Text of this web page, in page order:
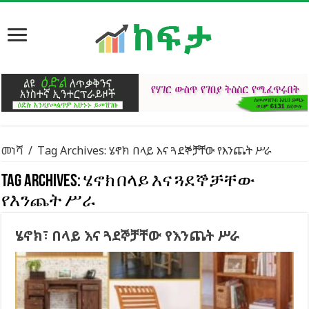
መነሻ / Tag Archives: ሄኖክ በላይ እና ጓደኞቻቸው የእንጨት ሥራ
Tag Archives:ሄኖክ በላይ እና ጓደኞቻቸው
የእንጨት ሥራ
ሄኖክ፣ በላይ እና ጓደኞቻቸው የእንጨት ሥራ